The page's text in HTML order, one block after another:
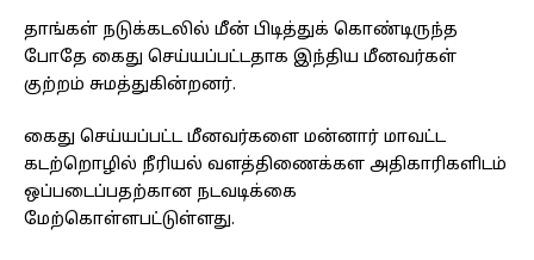
தாங்கள் நடுக்கடலில் மீன் பிடித்துக் கொண்டிருந்த
போதே கைது செய்யப்பட்டதாக இந்திய மீனவர்கள்
குற்றம் சுமத்துகின்றனர்.
கைது செய்யப்பட்ட மீனவர்களை மன்னார் மாவட்ட
கடற்றொழில் நீரியல் வளத்திணைக்கள அதிகாரிகளிடம்
ஒப்படைப்பதற்கான நடவடிக்கை
மேற்கொள்ளபட்டுள்ளது.